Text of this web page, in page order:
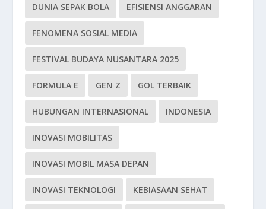
DUNIA SEPAK BOLA EFISIENSI ANGGARAN
FENOMENA SOSIAL MEDIA
FESTIVAL BUDAYA NUSANTARA 2025
FORMULA E GEN Z GOL TERBAIK
HUBUNGAN INTERNASIONAL INDONESIA
INOVASI MOBILITAS
INOVASI MOBIL MASA DEPAN
INOVASI TEKNOLOGI KEBIASAAN SEHAT